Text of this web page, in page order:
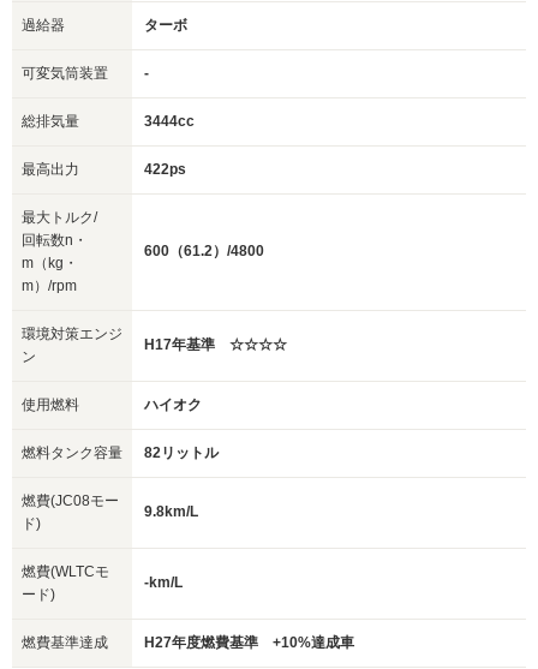
過給器 ターボ
可変気筒装置 -
総排気量 3444cc
最高出力 422ps
最大トルク/
回転数n・
m（kg・
m）/rpm
600（61.2）/4800
環境対策エンジ
ン
H17年基準 ☆☆☆☆
使用燃料 ハイオク
燃料タンク容量 82リットル
燃費(JC08モー
ド)
9.8km/L
燃費(WLTCモ
ード)
-km/L
燃費基準達成 H27年度燃費基準 +10%達成車